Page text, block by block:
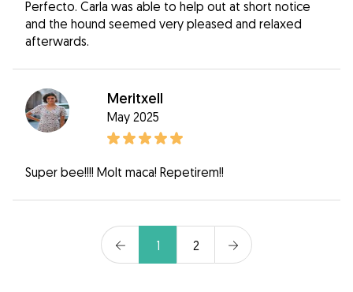
Perfecto. Carla was able to help out at short notice
and the hound seemed very pleased and relaxed
afterwards.
Meritxell
May 2025
Super bee!!!! Molt maca! Repetirem!!
1 2